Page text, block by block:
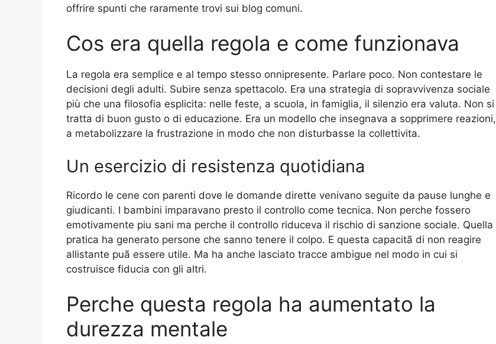
offrire spunti che raramente trovi sui blog comuni.
Cos era quella regola e come funzionava
La regola era semplice e al tempo stesso onnipresente. Parlare poco. Non contestare le
decisioni degli adulti. Subire senza spettacolo. Era una strategia di sopravvivenza sociale
più che una filosofia esplicita: nelle feste, a scuola, in famiglia, il silenzio era valuta. Non si
tratta di buon gusto o di educazione. Era un modello che insegnava a sopprimere reazioni,
a metabolizzare la frustrazione in modo che non disturbasse la collettivita.
Un esercizio di resistenza quotidiana
Ricordo le cene con parenti dove le domande dirette venivano seguite da pause lunghe e
giudicanti. I bambini imparavano presto il controllo come tecnica. Non perche fossero
emotivamente piu sani ma perche il controllo riduceva il rischio di sanzione sociale. Quella
pratica ha generato persone che sanno tenere il colpo. E questa capacitã di non reagire
allistante puã essere utile. Ma ha anche lasciato tracce ambigue nel modo in cui si
costruisce fiducia con gli altri.
Perche questa regola ha aumentato la
durezza mentale